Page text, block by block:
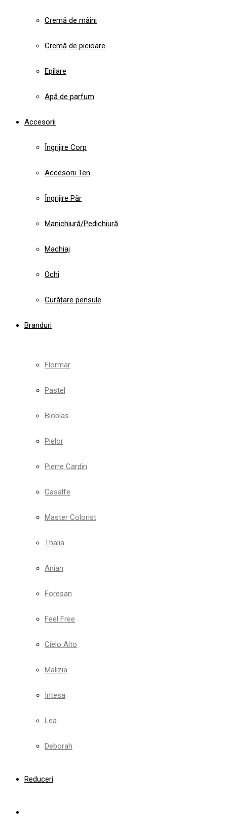
Cremă de mâini
Cremă de picioare
Epilare
Apă de parfum
Accesorii
Îngrijire Corp
Accesorii Ten
Îngrijire Păr
Manichiură/Pedichiură
Machiaj
Ochi
Curățare pensule
Branduri
Flormar
Pastel
Bioblas
Pielor
Pierre Cardin
Casalfe
Master Colorist
Thalia
Anian
Foresan
Feel Free
Cielo Alto
Malizia
Intesa
Lea
Deborah
Reduceri